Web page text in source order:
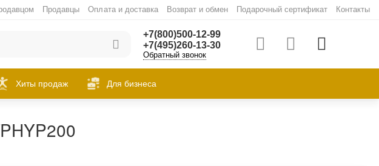
Продавцы Оплата и доставка Возврат и обмен Подарочный сертификат Контакты
+7(800)500-12-99
+7(495)260-13-30
Обратный звонок
Хиты продаж Для бизнеса